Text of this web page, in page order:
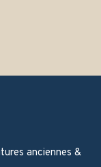
anciennes &